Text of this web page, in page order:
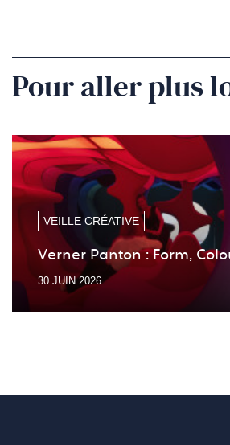
Pour aller plus
VEILLE CRÉATIVE
Verner Panton : Form,
30 JUIN 2026